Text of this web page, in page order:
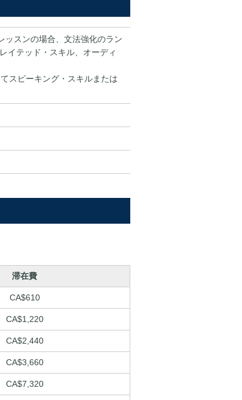
ッスンの場合、文法強化のラン
イテッド・スキル、オーディ
スピーキング・スキルまたは
滞在費
CA$610
CA$1,220
CA$2,440
CA$3,660
CA$7,320